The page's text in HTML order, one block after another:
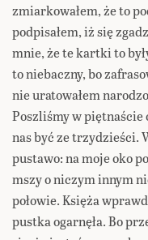
zmiarkowałem, że to
podpisałem, iż się
mnie, że te kartki to
to niebaczny, bo
nie uratowałem
Poszliśmy w piętnaście
nas być ze trzydzieści.
pustawo: na moje oko
mszy o niczym innym
połowie. Księża
pustka ogarnęła. Bo